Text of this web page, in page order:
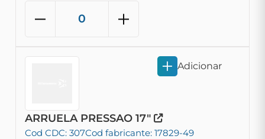
ARRUELA PRESSAO 17"
Cod CDC: 307Cod fabricante: 17829-49
Adicionar